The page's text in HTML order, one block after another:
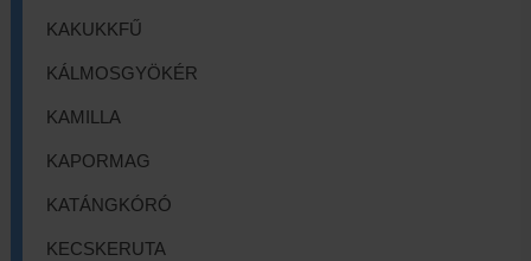
KAKUKKFŰ
KÁLMOSGYÖKÉR
KAMILLA
KAPORMAG
KATÁNGKÓRÓ
KECSKERUTA